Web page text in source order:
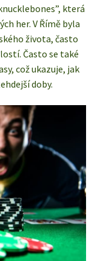
která
her. V Římě byla
života, často
Často se také
což ukazuje, jak
doby.